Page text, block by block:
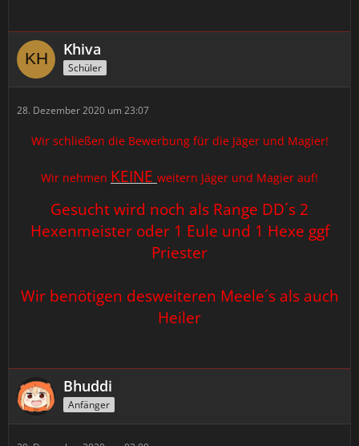
Khiva
Schüler
28. Dezember 2020 um 23:07
Wir schließen die Bewerbung für die Jäger und Magier!
Wir nehmen KEINE weitern Jäger und Magier auf!
Gesucht wird noch als Range DD´s 2
Hexenmeister oder 1 Eule und 1 Hexe ggf
Priester
Wir benötigen desweiteren Meele´s als auch
Heiler
Bhuddi
Anfänger